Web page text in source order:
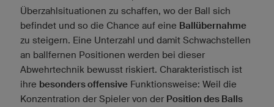
Überzahlsituationen zu schaffen, wo der Ball sich
befindet und so die Chance auf eine Ballübernahme
zu steigern. Eine Unterzahl und damit Schwachstellen
an ballfernen Positionen werden bei dieser
Abwehrtechnik bewusst riskiert. Charakteristisch ist
ihre besonders offensive Funktionsweise: Weil die
Konzentration der Spieler von der Position des Balls